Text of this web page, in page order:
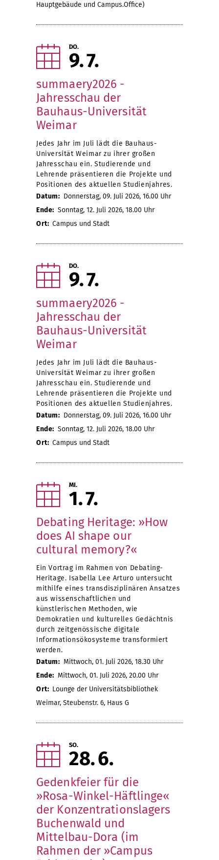
Hauptgebäude und Campus.Office)
DO.
9 7
summaery2026 -
Jahresschau der
Bauhaus-Universität
Weimar
Jedes Jahr im Juli lädt die Bauhaus-
Universität Weimar zu ihrer großen
Jahresschau ein. Studierende und
Lehrende präsentieren die Projekte und
Positionen des aktuellen Studienjahres.
Datum: Donnerstag, 09. Juli 2026, 16.00 Uhr
Ende: Sonntag, 12. Juli 2026, 18.00 Uhr
Ort: Campus und Stadt
DO.
9 7
summaery2026 -
Jahresschau der
Bauhaus-Universität
Weimar
Jedes Jahr im Juli lädt die Bauhaus-
Universität Weimar zu ihrer großen
Jahresschau ein. Studierende und
Lehrende präsentieren die Projekte und
Positionen des aktuellen Studienjahres.
Datum: Donnerstag, 09. Juli 2026, 16.00 Uhr
Ende: Sonntag, 12. Juli 2026, 18.00 Uhr
Ort: Campus und Stadt
MI.
1 7
Debating Heritage: »How
does AI shape our
cultural memory?«
Ein Vortrag im Rahmen von Debating-
Heritage. Isabella Lee Arturo untersucht
mithilfe eines transdisziplinären Ansatzes
aus wissenschaftlichen und
künstlerischen Methoden, wie
Demokratien und kulturelles Gedächtnis
durch zeitgenössische digitale
Informationsökosysteme transformiert
werden.
Datum: Mittwoch, 01. Juli 2026, 18.30 Uhr
Ende: Mittwoch, 01. Juli 2026, 20.00 Uhr
Ort: Lounge der Universitätsbibliothek
Weimar, Steubenstr. 6, Haus G
SO.
28 6
Gedenkfeier für die
»Rosa-Winkel-Häftlinge«
der Konzentrationslagers
Buchenwald und
Mittelbau-Dora (im
Rahmen der »Campus